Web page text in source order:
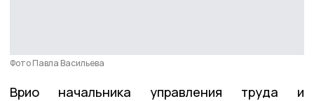
Фото Павла Васильева
Врио начальника управления труда и